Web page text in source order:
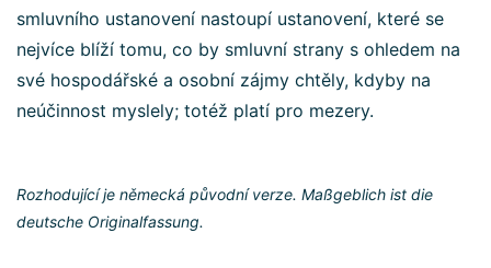
smluvního ustanovení nastoupí ustanovení, které se
nejvíce blíží tomu, co by smluvní strany s ohledem na
své hospodářské a osobní zájmy chtěly, kdyby na
neúčinnost myslely; totéž platí pro mezery.
Rozhodující je německá původní verze. Maßgeblich ist die
deutsche Originalfassung.